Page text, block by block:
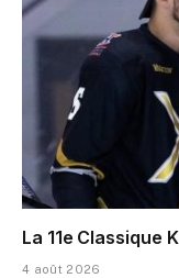
La 11e Classique
4 août 2026